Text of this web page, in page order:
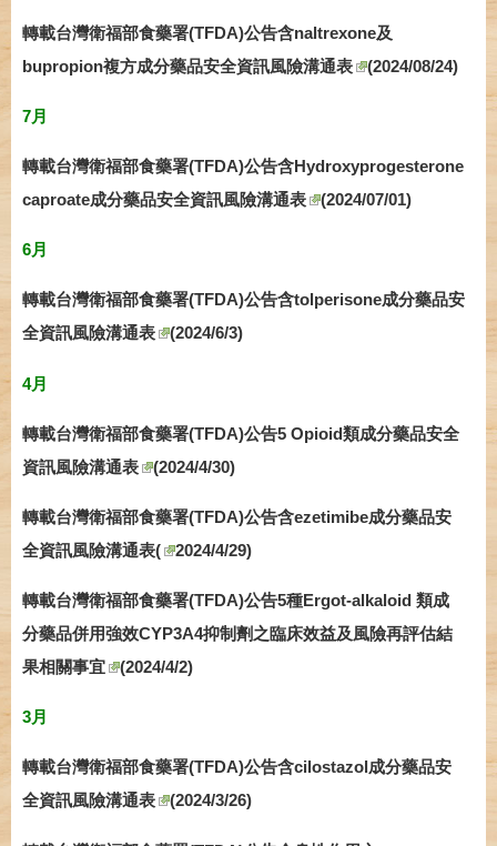
轉載台灣衛福部食藥署(TFDA)公告含naltrexone及
bupropion複方成分藥品安全資訊風險溝通表
(2024/08/24)
7月
轉載台灣衛福部食藥署(TFDA)公告含Hydroxyprogesterone
caproate成分藥品安全資訊風險溝通表
(2024/07/01)
6月
轉載台灣衛福部食藥署(TFDA)公告含tolperisone成分藥品安
全資訊風險溝通表
(2024/6/3)
4月
轉載台灣衛福部食藥署(TFDA)公告5 Opioid類成分藥品安全
資訊風險溝通表
(2024/4/30)
轉載台灣衛福部食藥署(TFDA)公告含ezetimibe成分藥品安
全資訊風險溝通表(
2024/4/29)
轉載台灣衛福部食藥署(TFDA)公告5種Ergot-alkaloid 類成
分藥品併用強效CYP3A4抑制劑之臨床效益及風險再評估結
果相關事宜
(2024/4/2)
3月
轉載台灣衛福部食藥署(TFDA)公告含cilostazol成分藥品安
全資訊風險溝通表
(2024/3/26)